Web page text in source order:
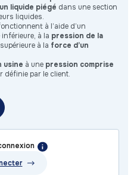
liquide piégé dans une section
liquides.
à l’aide d’un
à la pression de la
à la force d’un
usine à une pression comprise
définie par le client.